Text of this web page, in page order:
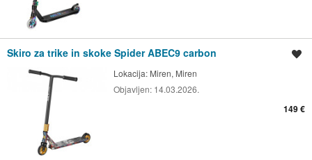
Skiro za trike in skoke Spider ABEC9 carbon
Lokacija: Miren, Miren
Objavljen: 14.03.2026.
149 €